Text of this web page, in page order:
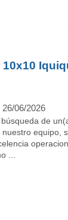
26/06/2026
de
equipo,
...